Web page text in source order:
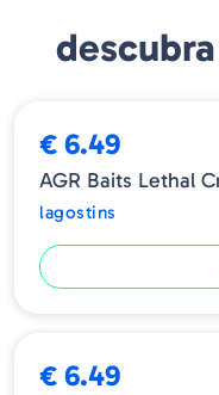
durante o lançamento,
move na água.
Ideal para montagens
claro, como jig trailer.
Tamanho - 8.5cm
€ 6.49
AGR Baits Lethal
lagostins
€ 6.49